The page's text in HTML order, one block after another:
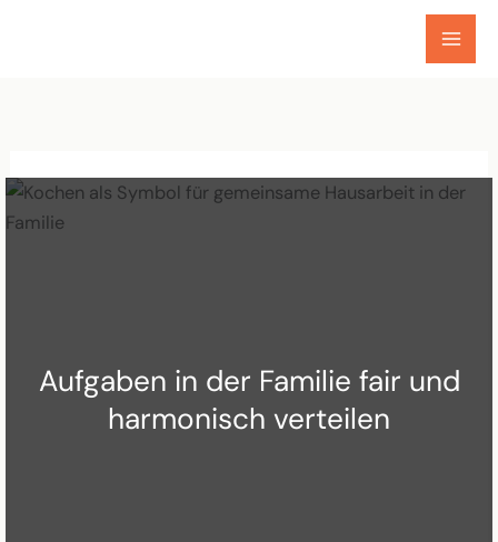
Aufgaben in der Familie fair und
harmonisch verteilen